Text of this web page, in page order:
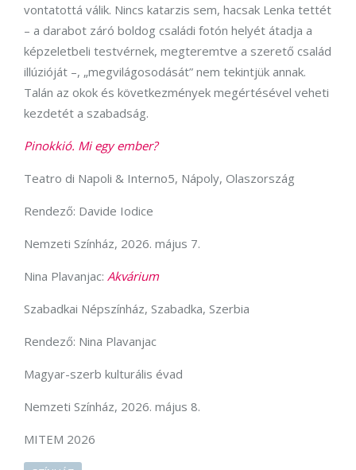
vontatottá válik. Nincs katarzis sem, hacsak Lenka tettét
– a darabot záró boldog családi fotón helyét átadja a
képzeletbeli testvérnek, megteremtve a szerető család
illúzióját –, „megvilágosodását” nem tekintjük annak.
Talán az okok és következmények megértésével veheti
kezdetét a szabadság.
Pinokkió. Mi egy ember?
Teatro di Napoli & Interno5, Nápoly, Olaszország
Rendező: Davide Iodice
Nemzeti Színház, 2026. május 7.
Nina Plavanjac: Akvárium
Szabadkai Népszínház, Szabadka, Szerbia
Rendező: Nina Plavanjac
Magyar-szerb kulturális évad
Nemzeti Színház, 2026. május 8.
MITEM 2026